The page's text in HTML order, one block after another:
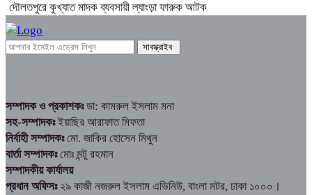
দৌলতপুরে কুখ্যাত মাদক ব্যবসায়ী ল্যাংড়া ফারুক আটক
সম্পাদক ও প্রকাশকঃডা: কামরুল ইসলাম মনা
সহ-সম্পাদকঃইয়াছির আরাফাত মিফতা
নির্বাহী সম্পাদকঃমো. জাকির হোসেন মিথুন
বার্তা সম্পাদকঃমোঃ মন্টু রহমান
সম্পাদকীয় কার্যালয়
প্রধান অফিসঃ২৯ কাজী নজরুল ইসলাম এভিনিউ, বাংলা মটর, ঢাকা ১০০০।